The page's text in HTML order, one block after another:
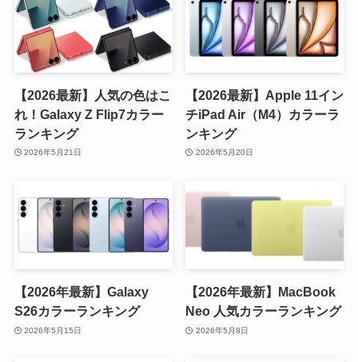
【2026最新】人気の色はこ
れ！Galaxy Z Flip7カラー
ランキング
2026年5月21日
【2026最新】Apple 11イン
チiPad Air（M4）カラーラ
ンキング
2026年5月20日
【2026年最新】Galaxy
S26カラーランキング
2026年5月15日
【2026年最新】MacBook
Neo 人気カラーランキング
2026年5月8日